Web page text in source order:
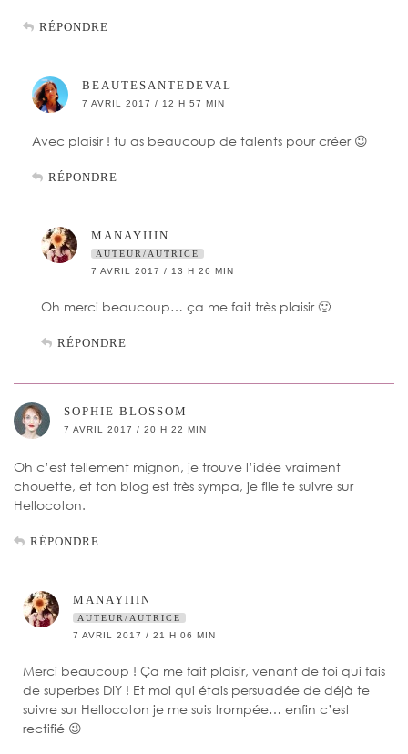
RÉPONDRE
BEAUTESANTEDEVAL
7 AVRIL 2017 / 12 H 57 MIN
Avec plaisir ! tu as beaucoup de talents pour créer 😉
RÉPONDRE
MANAYIIIN
AUTEUR/AUTRICE
7 AVRIL 2017 / 13 H 26 MIN
Oh merci beaucoup… ça me fait très plaisir 🙂
RÉPONDRE
SOPHIE BLOSSOM
7 AVRIL 2017 / 20 H 22 MIN
Oh c’est tellement mignon, je trouve l’idée vraiment
chouette, et ton blog est très sympa, je file te suivre sur
Hellocoton.
RÉPONDRE
MANAYIIIN
AUTEUR/AUTRICE
7 AVRIL 2017 / 21 H 06 MIN
Merci beaucoup ! Ça me fait plaisir, venant de toi qui fais
de superbes DIY ! Et moi qui étais persuadée de déjà te
suivre sur Hellocoton je me suis trompée… enfin c’est
rectifié 😉